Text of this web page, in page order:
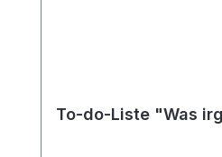
To-do-Liste "Was